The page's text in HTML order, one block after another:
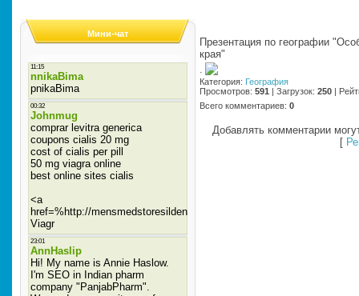
Мини-чат
Презентация по географии
края"
·
Категория: География
Просмотров: 591 | Загрузок: 250 |
Всего комментариев: 0
Добавлять комментарии
[